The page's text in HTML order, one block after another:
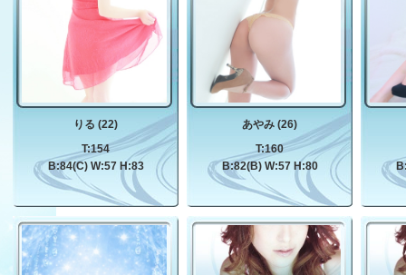
りる (22)
T:154
B:84(C) W:57 H:83
あやみ (26)
T:160
B:82(B) W:57 H:80